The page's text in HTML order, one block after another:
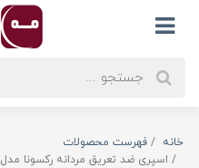
خانه
فهرست محصولات
اسپری ضد تعریق مردانه رکسونا مدل XTRA COOL حجم 200 میلی لیتر